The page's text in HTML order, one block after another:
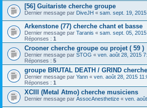
[56] Guitariste cherche groupe
Dernier message par DiveJH « sam. sept. 19,
Arkenstone (77) cherche chant et basse
Dernier message par Taranis « sam. sept. 05,
Réponses : 1
Crooner cherche groupe ou projet ( 59 )
Dernier message par STOG « ven. août 28, 2015
Réponses : 5
groupe BRUTAL DEATH / GRIND
Dernier message par Yann « ven. août 28, 2015
Réponses : 1
XCIII (Metal Atmo) cherche musiciens
Dernier message par AssocAnesthetize « ven.